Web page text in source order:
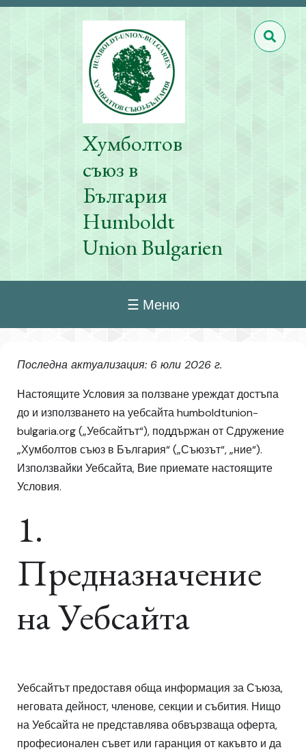
Хумболтов
съюз в
България
Humboldt
Union Bulgarien
☰ Меню
Последна актуализация: 6 юли 2026 г.
Настоящите Условия за ползване уреждат достъпа
до и използването на уебсайта humboldtunion-
bulgaria.org („Уебсайтът“), поддържан от Сдружение
„Хумболтов съюз в България“ („Съюзът“, „ние“).
Използвайки Уебсайта, Вие приемате настоящите
Условия.
1.
Предназначение
на Уебсайта
Уебсайтът предоставя обща информация за Съюза,
неговата дейност, членове, секции и събития. Нищо
на Уебсайта не представлява обвързваща оферта,
професионален съвет или гаранция от какъвто и да